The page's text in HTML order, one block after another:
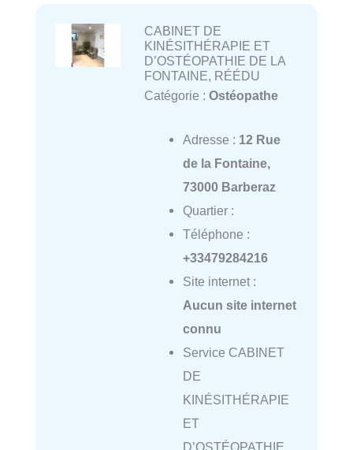
CABINET DE
KINÉSITHÉRAPIE ET
D’OSTÉOPATHIE DE LA
FONTAINE, RÉÉDU
Catégorie : Ostéopathe
Adresse : 12 Rue
de la Fontaine,
73000 Barberaz
Quartier :
Téléphone :
+33479284216
Site internet :
Aucun site internet
connu
Service CABINET
DE
KINÉSITHÉRAPIE
ET